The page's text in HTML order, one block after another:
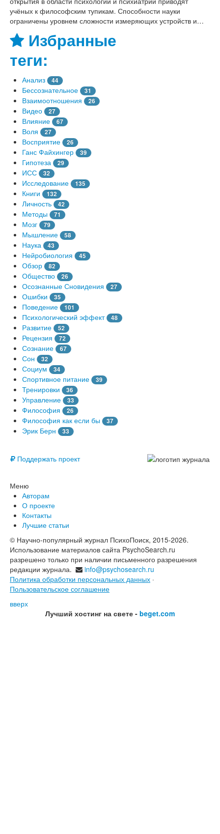
учёных к философским тупикам. Способности науки
ограничены уровнем сложности измеряющих устройств и…
Избранные
теги:
Анализ 44
Бессознательное 31
Взаимоотношения 26
Видео 27
Влияние 67
Воля 27
Восприятие 26
Ганс Файхингер 39
Гипотеза 29
ИСС 32
Исследование 135
Книги 132
Личность 42
Методы 71
Мозг 79
Мышление 58
Наука 43
Нейробиология 45
Обзор 82
Общество 26
Осознанные Сновидения 27
Ошибки 35
Поведение 101
Психологический эффект 48
Развитие 52
Рецензия 72
Сознание 67
Сон 32
Социум 34
Спортивное питание 39
Тренировки 36
Управление 33
Философия 26
Философия как если бы 37
Эрик Берн
33
Поддержать проект
Меню
Авторам
О проекте
Контакты
Лучшие статьи
© Научно-популярный журнал ПсихоПоиск, 2015-2026.
Использование материалов сайта PsychoSearch.ru
разрешено только при наличии письменного разрешения
редакции журнала.
info@psychosearch.ru
Политика обработки персональных данных ·
Пользовательское соглашение
вверх
Лучший хостинг на свете - beget.com